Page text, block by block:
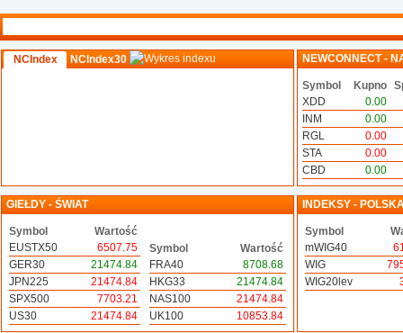
NCIndex NCIndex30 NEWCONNECT -
Symbol Kupno
XDD
0.00
INM
0.00
RGL
0.00
STA
0.00
CBD
0.00
GIEŁDY - ŚWIAT
Symbol
Wartość
EUSTX50
6507.75
GER30
21474.84
JPN225
21474.84
SPX500
7703.21
US30
21474.84
Symbol
Wartość
FRA40
8708.68
HKG33
21474.84
NAS100
21474.84
UK100
10853.84
INDEKSY -
Symbol
mWIG40
WIG
WIG20lev